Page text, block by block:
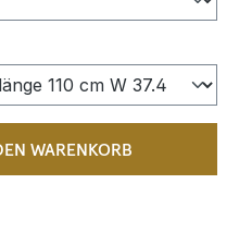
den
WARENKORB